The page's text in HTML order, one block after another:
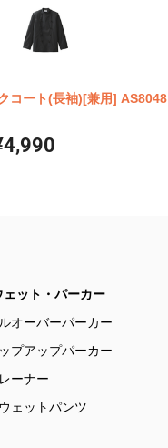
コート(長袖)[兼用] AS8048
ェット・パーカー
オーバーパーカー
プアップパーカー
ーナー
ェットパンツ